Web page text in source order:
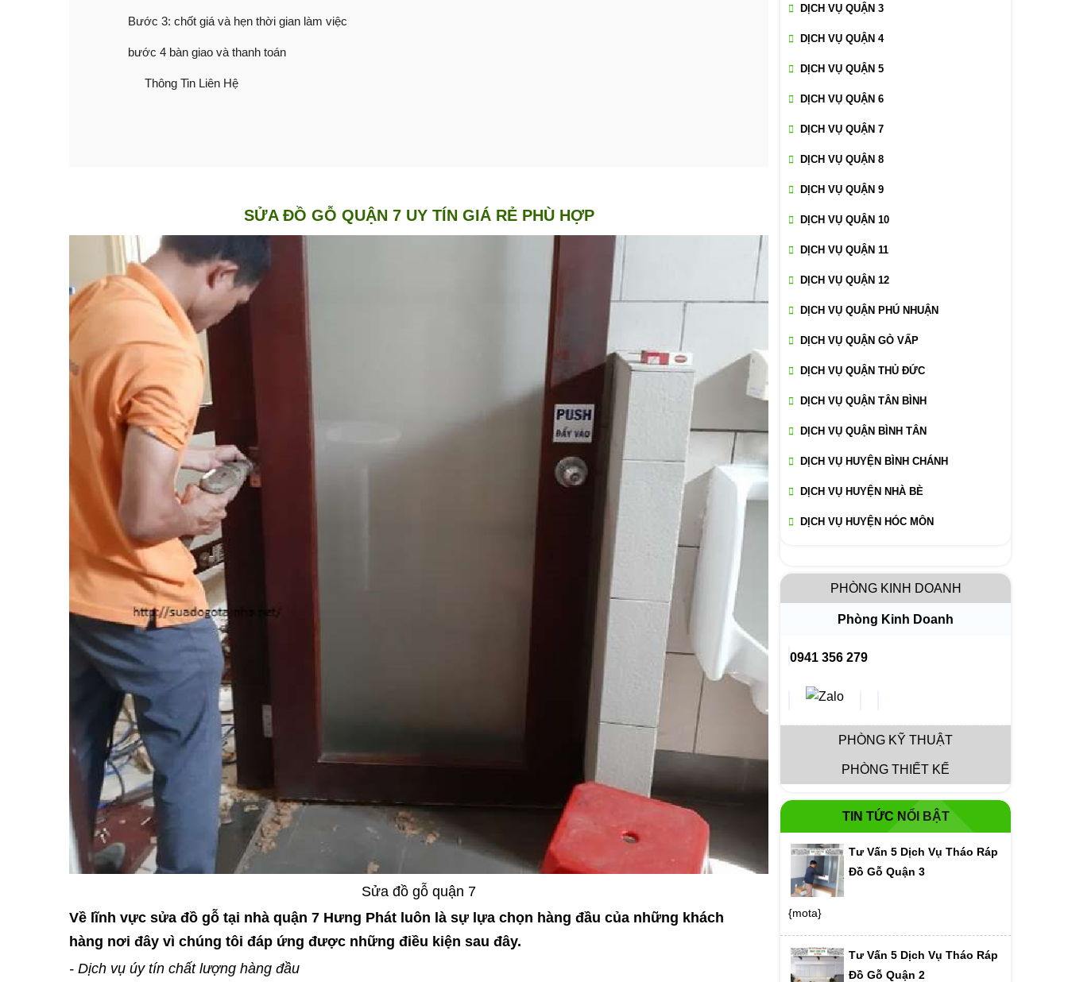
Bước 3: chốt giá và hẹn thời gian làm việc
bước 4 bàn giao và thanh toán
Thông Tin Liên Hệ
SỬA ĐỒ GỖ QUẬN 7 UY TÍN GIÁ RẺ PHÙ HỢP
Sửa đồ gỗ quận 7
Về lĩnh vực sửa đồ gỗ tại nhà quận 7 Hưng Phát luôn là sự lựa chọn hàng đầu của những khách
hàng nơi đây vì chúng tôi đáp ứng được những điều kiện sau đây.
- Dịch vụ úy tín chất lượng hàng đầu
DỊCH VỤ QUẬN 3
DỊCH VỤ QUẬN 4
DỊCH VỤ QUẬN 5
DỊCH VỤ QUẬN 6
DỊCH VỤ QUẬN 7
DỊCH VỤ QUẬN 8
DỊCH VỤ QUẬN 9
DỊCH VỤ QUẬN 10
DỊCH VỤ QUẬN 11
DỊCH VỤ QUẬN 12
DỊCH VỤ QUẬN PHÚ NHUẬN
DỊCH VỤ QUẬN GÒ VẤP
DỊCH VỤ QUẬN THỦ ĐỨC
DỊCH VỤ QUẬN TÂN BÌNH
DỊCH VỤ QUẬN BÌNH TÂN
DỊCH VỤ HUYỆN BÌNH CHÁNH
DỊCH VỤ HUYỆN NHÀ BÈ
DỊCH VỤ HUYỆN HÓC MÔN
PHÒNG KINH DOANH
Phòng Kinh Doanh
0941 356 279
PHÒNG KỸ THUẬT
PHÒNG THIẾT KẾ
TIN TỨC NỔI BẬT
Tư Vấn 5 Dịch Vụ Tháo Ráp
Đồ Gỗ Quận 3
{mota}
Tư Vấn 5 Dịch Vụ Tháo Ráp
Đồ Gỗ Quận 2